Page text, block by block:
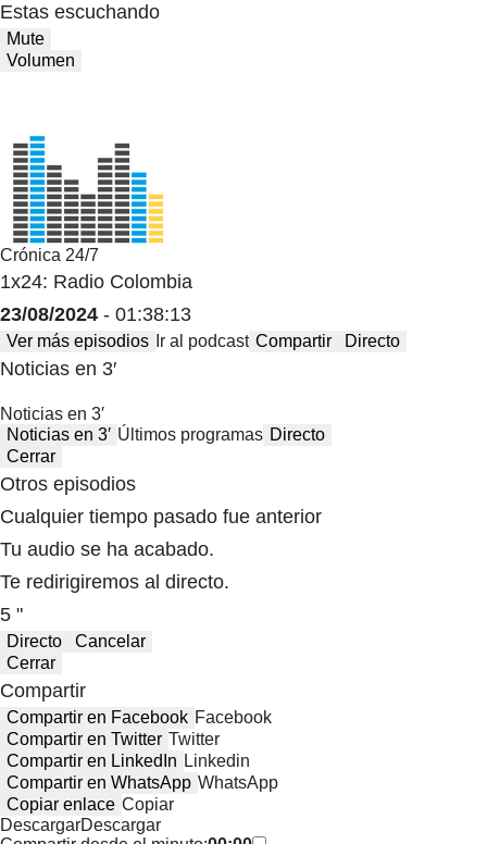
Estas escuchando
Mute
Volumen
Crónica 24/7
1x24: Radio Colombia
23/08/2024 - 01:38:13
Ver más episodios Ir al podcast Compartir Directo
Noticias en 3′
Noticias en 3′
Noticias en 3′ Últimos programas Directo
Cerrar
Otros episodios
Cualquier tiempo pasado fue anterior
Tu audio se ha acabado.
Te redirigiremos al directo.
5 "
Directo
Cancelar
Cerrar
Compartir
Compartir en Facebook Facebook
Compartir en Twitter Twitter
Compartir en LinkedIn Linkedin
Compartir en WhatsApp WhatsApp
Copiar enlace Copiar
DescargarDescargar